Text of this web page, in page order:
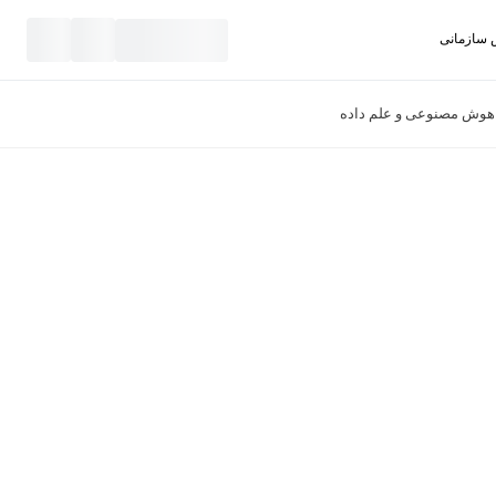
سازمانی
هوش مصنوعی و علم داده